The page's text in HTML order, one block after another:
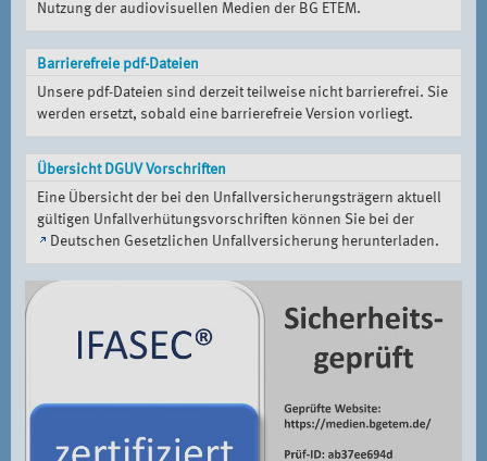
Nutzung der audiovisuellen Medien der BG ETEM.
Barrierefreie pdf-Dateien
Unsere pdf-Dateien sind derzeit teilweise nicht barrierefrei. Sie
werden ersetzt, sobald eine barrierefreie Version vorliegt.
Übersicht DGUV Vorschriften
Eine Übersicht der bei den Unfallversicherungsträgern aktuell
gültigen Unfallverhütungsvorschriften können Sie bei der
Deutschen Gesetzlichen Unfallversicherung herunterladen.